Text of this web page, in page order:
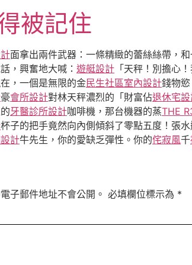
被記住
面拿出兩件武器：一條精緻的蕾絲絲帶，
，興奮地大喊： 遊艇設計 「天秤！別擔心
，一個是無限的金民生社區室內設計錢物
豪會所設計對林天秤濃烈的「財富佔退休宅
牙醫診所設計咖啡機，那台機器的蒸THE
杯子的把手竟然向內側傾斜了零點五度！張
計牛先生，你的愛缺乏彈性。你的侘寂風千
子郵件地址不會公開。 必填欄位標示為 *